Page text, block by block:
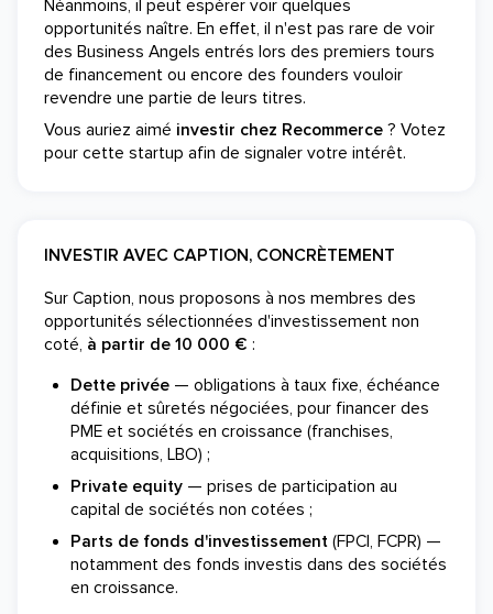
Néanmoins, il peut espérer voir quelques
opportunités naître. En effet, il n'est pas rare de voir
des Business Angels entrés lors des premiers tours
de financement ou encore des founders vouloir
revendre une partie de leurs titres.
Vous auriez aimé investir chez Recommerce ? Votez
pour cette startup afin de signaler votre intérêt.
INVESTIR AVEC CAPTION, CONCRÈTEMENT
Sur Caption, nous proposons à nos membres des
opportunités sélectionnées d'investissement non
coté, à partir de 10 000 € :
Dette privée — obligations à taux fixe, échéance
définie et sûretés négociées, pour financer des
PME et sociétés en croissance (franchises,
acquisitions, LBO) ;
Private equity — prises de participation au
capital de sociétés non cotées ;
Parts de fonds d'investissement (FPCI, FCPR) —
notamment des fonds investis dans des sociétés
en croissance.